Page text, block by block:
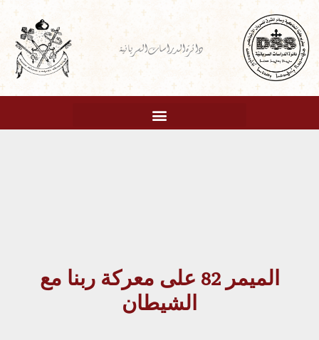
تخطي
إلى
المحتوى
دائرة الدراسات السريانية
الميمر 82 على معركة ربنا مع
الشيطان